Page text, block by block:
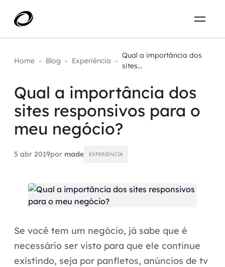
Aplicar IA com impacto real
AI / Machine Learning
IA Generativa
Aceleradores de IA
Automação inteligente
Integração de IA
Projetos
Home - Blog - Experiência -
Qual a importância dos
sites...
Qual a importância dos
sites responsivos para o
meu negócio?
5 abr 2019por made EXPERIÊNCIA
Se você tem um negócio, já sabe que é
necessário ser visto para que ele continue
existindo, seja por panfletos, anúncios de tv